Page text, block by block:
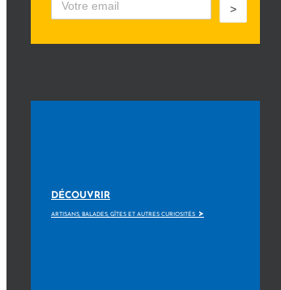
>
DÉCOUVRIR
ARTISANS, BALADES, GÎTES ET AUTRES CURIOSITÉS >